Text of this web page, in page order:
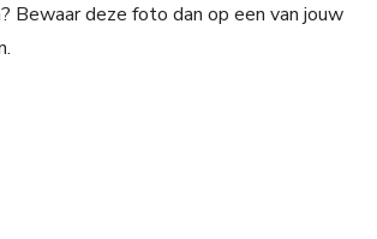
Bewaar deze foto dan op een van jouw